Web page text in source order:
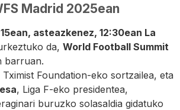
Madrid 2025ean
asteazkenez, 12:30ean La
da, World Football Summit
barruan.
Tximist Foundation-eko sortzailea, eta
, Liga F-eko presidentea,
buruzko solasaldia gidatuko